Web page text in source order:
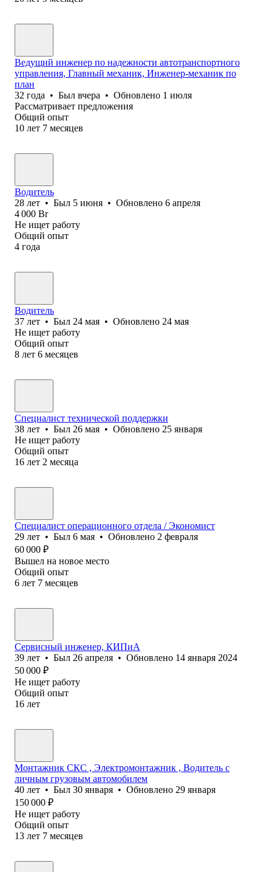
Ведущий инженер по надежности автотранспортного
управления, Главный механик, Инженер-механик по
план
32 года • Был вчера • Обновлено 1 июля
Рассматривает предложения
Общий опыт
10 лет 7 месяцев
Водитель
28 лет • Был 5 июня • Обновлено 6 апреля
4 000 Br
Не ищет работу
Общий опыт
4 года
Водитель
37 лет • Был 24 мая • Обновлено 24 мая
Не ищет работу
Общий опыт
8 лет 6 месяцев
Специалист технической поддержки
38 лет • Был 26 мая • Обновлено 25 января
Не ищет работу
Общий опыт
16 лет 2 месяца
Специалист операционного отдела / Экономист
29 лет • Был 6 мая • Обновлено 2 февраля
60 000 ₽
Вышел на новое место
Общий опыт
6 лет 7 месяцев
Сервисный инженер, КИПиА
39 лет • Был 26 апреля • Обновлено 14 января 2024
50 000 ₽
Не ищет работу
Общий опыт
16 лет
Монтажник СКС , Электромонтажник , Водитель с
личным грузовым автомобилем
40 лет • Был 30 января • Обновлено 29 января
150 000 ₽
Не ищет работу
Общий опыт
13 лет 7 месяцев